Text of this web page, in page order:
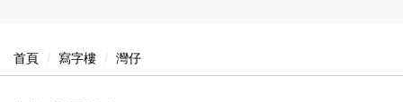
首頁 寫字樓 灣仔